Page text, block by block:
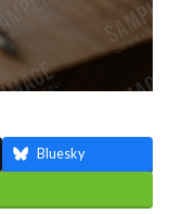
Bluesky